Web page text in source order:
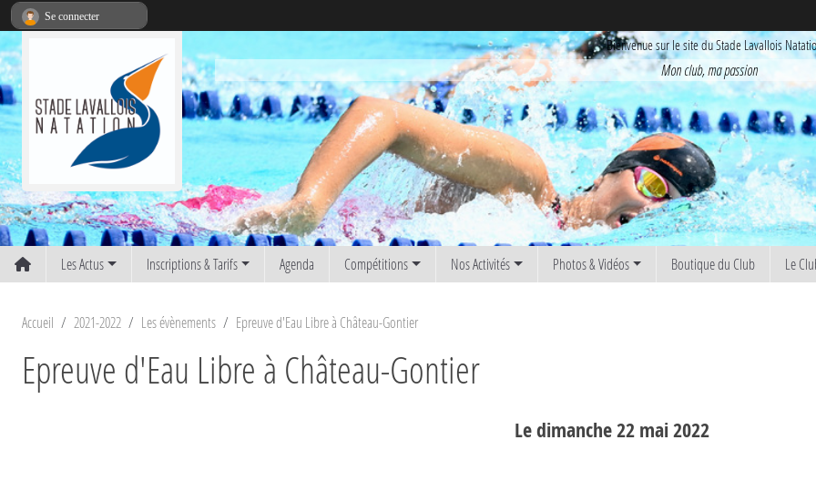
Bienvenue sur le site du Stade Lavallois
Mon club, ma passion
Les Actus Inscriptions & Tarifs Agenda Compétitions Nos Activités Photos & Vidéos Boutique du Club Le
Accueil 2021-2022 Les évènements Epreuve d'Eau Libre à Château-Gontier
Epreuve d'Eau Libre à Château-Gontier
Ledimanche22mai2022
Se connecter
Panneau de gestion des cookies